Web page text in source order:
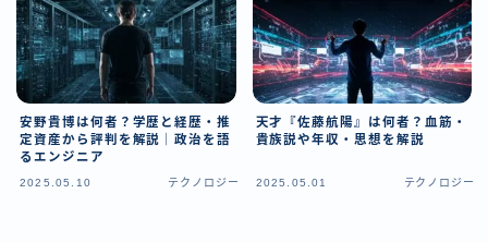
安野貴博は何者？学歴と経歴・推
定資産から評判を解説｜政治を語
るエンジニア
2025.05.10 テクノロジー
天才『佐藤航陽』は何者？血筋・
貴族説や年収・思想を解説
2025.05.01 テクノロジー